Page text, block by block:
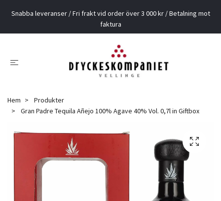
Snabba leveranser / Fri frakt vid order över 3 000 kr / Betalning mot
faktura
Hem
Produkter
Gran Padre Tequila Añejo 100% Agave 40% Vol. 0,7l in Giftbox